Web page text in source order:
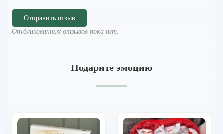
Отправить отзыв
Опубликованных отзывов пока нет.
Подарите эмоцию